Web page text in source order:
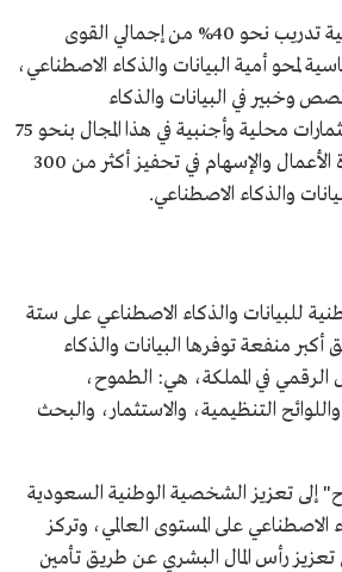
كما تستهدف الاستراتيجية تدريب نحو 40% من إجمالي القوى
لمحو أمية البيانات والذكاء الاصطناعي،
ألف متخصص وخبير في البيانات والذكاء
الاصطناعي، وجذب استثمارات محلية وأجنبية في هذا المجال بنحو 75
مليار ريال، وتحفيز ريادة الأعمال والإسهام في تحفيز أكثر من 300
والذكاء الاصطناعي.
للبيانات والذكاء الاصطناعي على ستة
منفعة توفرها البيانات والذكاء
في المملكة، هي: الطموح،
التنظيمية، والاستثمار، والبحث
إلى تعزيز الشخصية الوطنية السعودية
الاصطناعي على المستوى العالمي، وتركز
تعزيز رأس المال البشري عن طريق تأمين